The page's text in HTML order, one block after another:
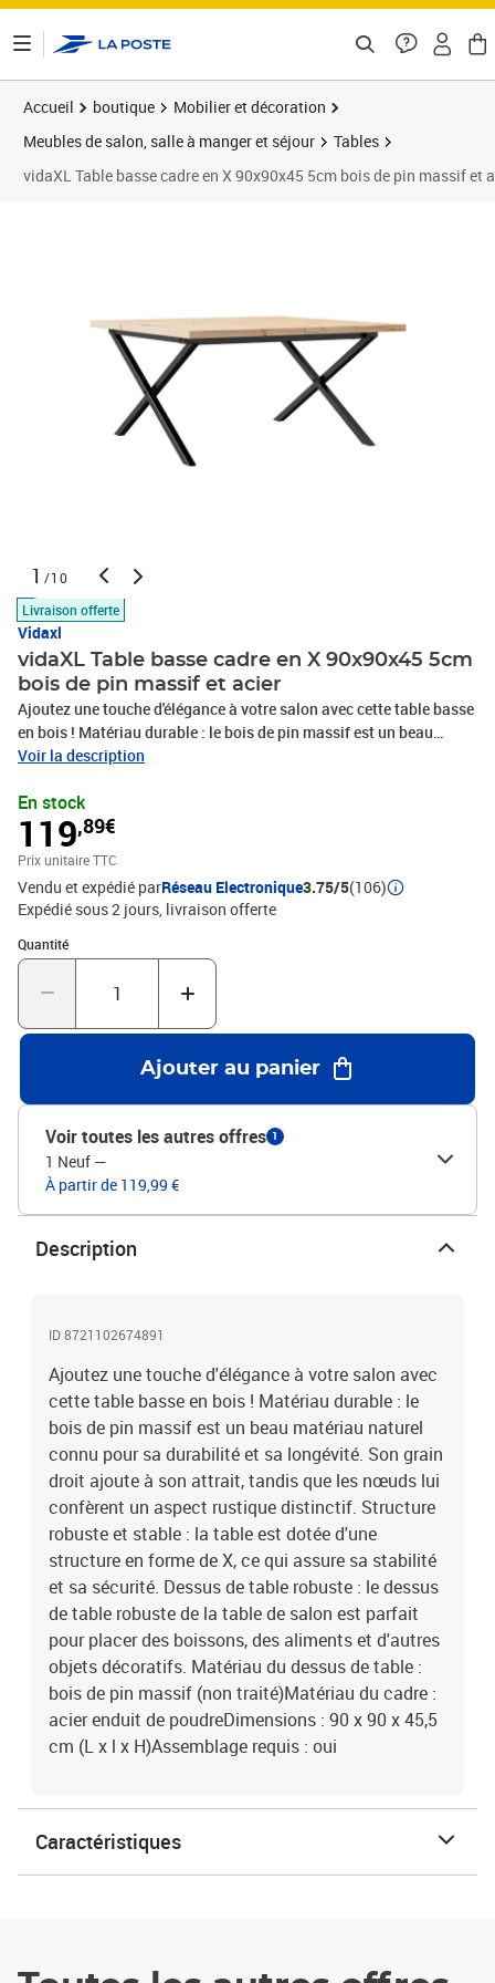
Accueil boutique
Mobilier et décoration
Meubles de salon, salle à manger et séjour
Tables
vidaXL Table basse cadre en X 90x90x45 5cm bois de pin massif et
1 /10
Livraison offerte
Vidaxl
vidaXL Table basse cadre en X 90x90x45 5cm
bois de pin massif et acier
Ajoutez une touche d'élégance à votre salon avec cette table basse
en bois ! Matériau durable : le bois de pin massif est un beau
matériau naturel connu pour sa durabilité et sa longévité. Son
un aspect rustique distinctif. Structure robuste et stable : la table
est dotée d'une structure en forme de X, ce qui assure sa stabilité
et sa sécurité. Dessus de table robuste : le dessus de table robuste
de la table de salon est parfait pour placer des boissons, des
aliments et d'autres objets décoratifs. Matériau du dessus de table
: bois de pin massif (non traité)Matériau du cadre : acier enduit de
poudreDimensions : 90 x 90 x 45,5 cm (L x l x H)Assemblage requis
: oui
Voir la description
En stock
119,89€
Prix unitaire TTC
Vendu et expédié parRéseau Electronique3.75/5(106)
Expédié sous 2 jours livraison offerte
Quantité
Quantité : 1
Ajouter au panier
Voir toutes les autres offres 1
1 Neuf —
À partir de 119,99 €
Description
ID 8721102674891
Ajoutez une touche d'élégance à votre salon avec
cette table basse en bois ! Matériau durable : le
bois de pin massif est un beau matériau naturel
connu pour sa durabilité et sa longévité. Son grain
droit ajoute à son attrait, tandis que les nœuds lui
confèrent un aspect rustique distinctif. Structure
robuste et stable : la table est dotée d'une
structure en forme de X, ce qui assure sa stabilité
et sa sécurité. Dessus de table robuste : le dessus
de table robuste de la table de salon est parfait
pour placer des boissons, des aliments et d'autres
objets décoratifs. Matériau du dessus de table :
bois de pin massif (non traité)Matériau du cadre :
acier enduit de poudreDimensions : 90 x 90 x 45,5
cm (L x l x H)Assemblage requis : oui
Caractéristiques